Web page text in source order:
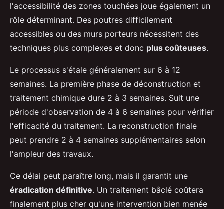
l'accessibilité des zones touchées joue également un
rôle déterminant. Des poutres difficilement
accessibles ou des murs porteurs nécessitent des
techniques plus complexes et donc plus coûteuses.
Le processus s'étale généralement sur 6 à 12
semaines. La première phase de déconstruction et
traitement chimique dure 2 à 3 semaines. Suit une
période d'observation de 4 à 6 semaines pour vérifier
l'efficacité du traitement. La reconstruction finale
peut prendre 2 à 4 semaines supplémentaires selon
l'ampleur des travaux.
Ce délai peut paraître long, mais il garantit une
éradication définitive. Un traitement bâclé coûtera
finalement plus cher qu'une intervention bien menée